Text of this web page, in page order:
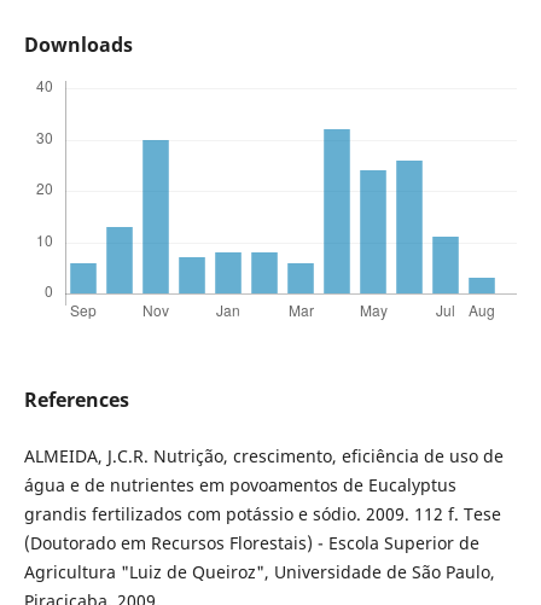
Downloads
References
ALMEIDA, J.C.R. Nutrição, crescimento, eficiência de uso de
água e de nutrientes em povoamentos de Eucalyptus
grandis fertilizados com potássio e sódio. 2009. 112 f. Tese
(Doutorado em Recursos Florestais) - Escola Superior de
Agricultura "Luiz de Queiroz", Universidade de São Paulo,